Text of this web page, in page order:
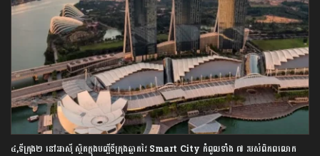
៤,ទីក្រុង២ នៅអាស៊ី ស្ថិតក្នុងបញ្ជីទីក្រុងឆ្លាតវៃ Smart City កំពូលទាំង ៧ របស់ពិភពលោក